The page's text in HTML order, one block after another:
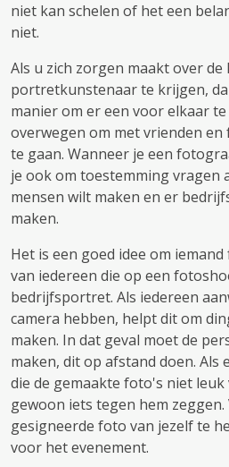
niet kan schelen of het een
niet.
Als u zich zorgen maakt over de
portretkunstenaar te krijgen,
manier om er een voor elkaar
overwegen om met vrienden
te gaan. Wanneer je een
je ook om toestemming vragen
mensen wilt maken en er
maken.
Het is een goed idee om
van iedereen die op een
bedrijfsportret. Als iedereen
camera hebben, helpt dit om
maken. In dat geval moet de
maken, dit op afstand doen. Als
die de gemaakte foto's niet
gewoon iets tegen hem zeggen.
gesigneerde foto van jezelf te
voor het evenement.